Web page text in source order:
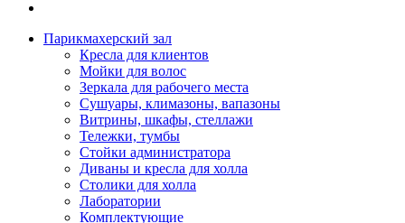
Парикмахерский зал
Кресла для клиентов
Мойки для волос
Зеркала для рабочего места
Сушуары, климазоны, вапазоны
Витрины, шкафы, стеллажи
Тележки, тумбы
Стойки администратора
Диваны и кресла для холла
Столики для холла
Лаборатории
Комплектующие